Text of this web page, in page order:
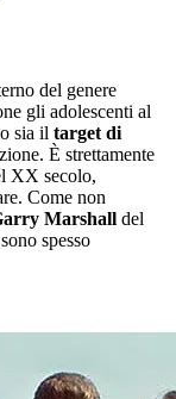
del genere
gli adolescenti al
sia il target di
È strettamente
XX secolo,
Come non
Marshall del
sono spesso